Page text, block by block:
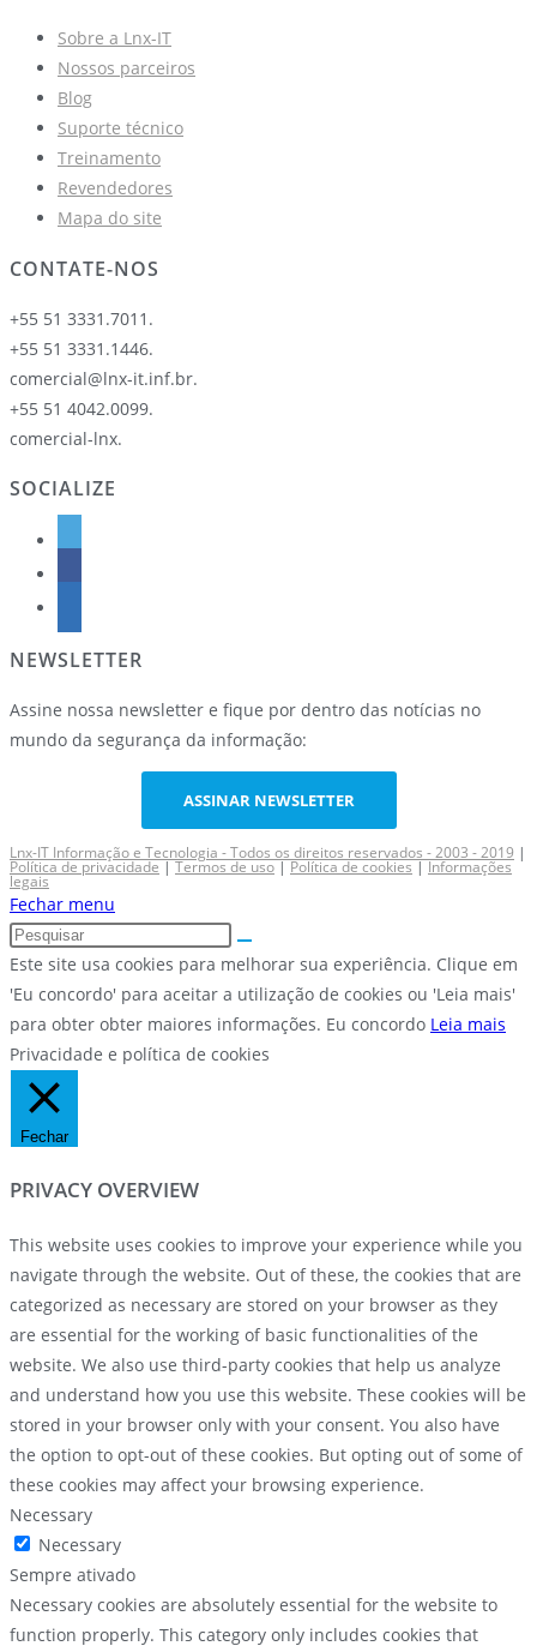
Sobre a Lnx-IT
Nossos parceiros
Blog
Suporte técnico
Treinamento
Revendedores
Mapa do site
CONTATE-NOS
+55 51 3331.7011.
+55 51 3331.1446.
comercial@lnx-it.inf.br.
+55 51 4042.0099.
comercial-lnx.
SOCIALIZE
NEWSLETTER
Assine nossa newsletter e fique por dentro das notícias no
mundo da segurança da informação:
ASSINAR NEWSLETTER
Lnx-IT Informação e Tecnologia - Todos os direitos reservados - 2003 - 2019 |
Política de privacidade|Termos de uso|Política de cookies|Informações
legais
Fechar menu
Este site usa cookies para melhorar sua experiência. Clique em
'Eu concordo' para aceitar a utilização de cookies ou 'Leia mais'
para obter obter maiores informações. Eu concordo Leia mais
Privacidade e política de cookies
Fechar
PRIVACY OVERVIEW
This website uses cookies to improve your experience while you
navigate through the website. Out of these, the cookies that are
categorized as necessary are stored on your browser as they
are essential for the working of basic functionalities of the
website. We also use third-party cookies that help us analyze
and understand how you use this website. These cookies will be
stored in your browser only with your consent. You also have
the option to opt-out of these cookies. But opting out of some of
these cookies may affect your browsing experience.
Necessary
Necessary
Sempre ativado
Necessary cookies are absolutely essential for the website to
function properly. This category only includes cookies that